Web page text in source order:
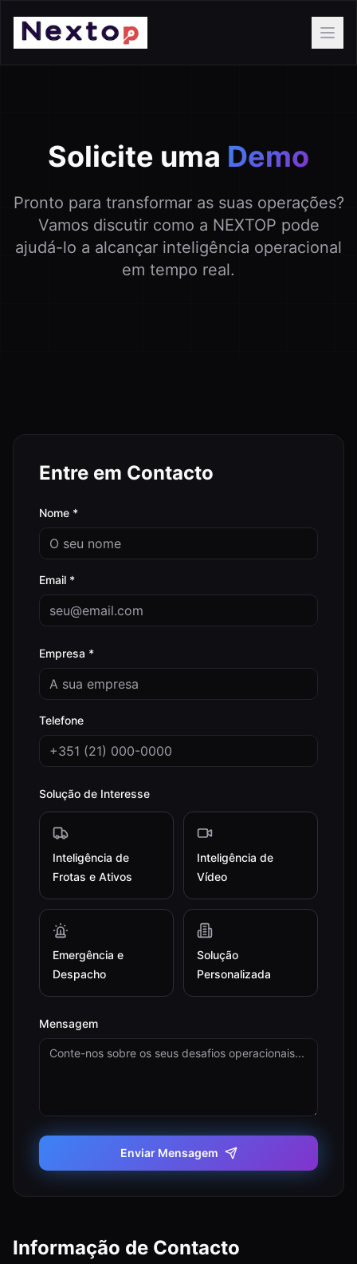
Solicite uma Demo
Pronto para transformar as suas operações?
Vamos discutir como a NEXTOP pode
ajudá-lo a alcançar inteligência operacional
em tempo real.
Entre em Contacto
Nome *
Email *
Empresa *
Telefone
Solução de Interesse
Inteligência de
Frotas e Ativos
Inteligência de
Vídeo
Emergência e
Despacho
Solução
Personalizada
Mensagem
Enviar Mensagem
Informação de Contacto